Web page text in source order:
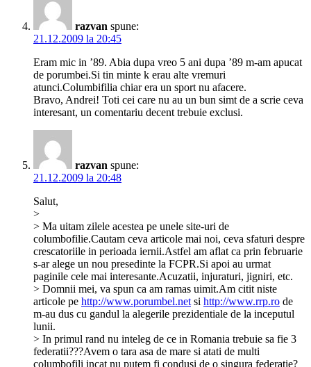
razvan spune:
21.12.2009 la 20:45
Eram mic in ’89. Abia dupa vreo 5 ani dupa ’89 m-am apucat
de porumbei.Si tin minte k erau alte vremuri
atunci.Columbifilia chiar era un sport nu afacere.
Bravo, Andrei! Toti cei care nu au un bun simt de a scrie ceva
interesant, un comentariu decent trebuie exclusi.
razvan spune:
21.12.2009 la 20:48
Salut,
>
> Ma uitam zilele acestea pe unele site-uri de
columbofilie.Cautam ceva articole mai noi, ceva sfaturi despre
crescatoriile in perioada iernii.Astfel am aflat ca prin februarie
s-ar alege un nou presedinte la FCPR.Si apoi au urmat
paginile cele mai interesante.Acuzatii, injuraturi, jigniri, etc.
> Domnii mei, va spun ca am ramas uimit.Am citit niste
articole pe http://www.porumbel.netsi http://www.rrp.ro de
m-au dus cu gandul la alegerile prezidentiale de la inceputul
lunii.
> In primul rand nu inteleg de ce in Romania trebuie sa fie 3
federatii???Avem o tara asa de mare si atati de multi
columbofili incat nu putem fi condusi de o singura federatie?